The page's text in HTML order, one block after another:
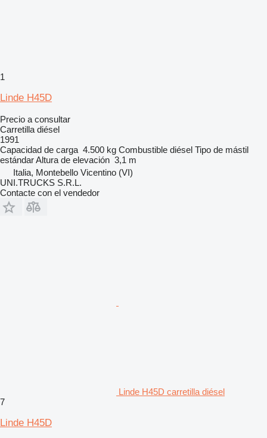
1
Linde H45D
Precio a consultar
Carretilla diésel
1991
Capacidad de carga 4.500 kg Combustible diésel Tipo de mástil
estándarAltura de elevación 3,1 m
Italia, Montebello Vicentino (VI)
UNI.TRUCKS S.R.L.
Contacte con el vendedor
Linde H45D carretilla diésel
7
Linde H45D